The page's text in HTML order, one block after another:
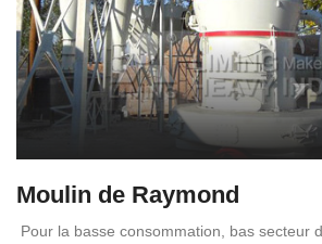
Moulin de Raymond
Pour la basse consommation, bas secteur